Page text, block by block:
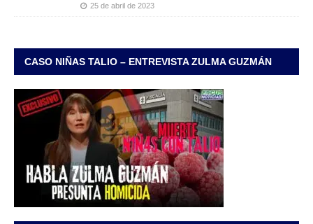
25 de abril de 2023
CASO NIÑAS TALIO – ENTREVISTA ZULMA GUZMÁN